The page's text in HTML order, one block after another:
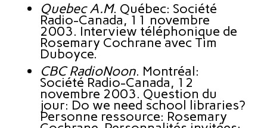
Quebec A.M. Québec: Société
Radio-Canada, 11 novembre
2003. Interview téléphonique de
Rosemary Cochrane avec Tim
Duboyce.
CBC RadioNoon. Montréal:
Société Radio-Canada, 12
novembre 2003. Question du
jour: Do we need school libraries?
Personne ressource: Rosemary